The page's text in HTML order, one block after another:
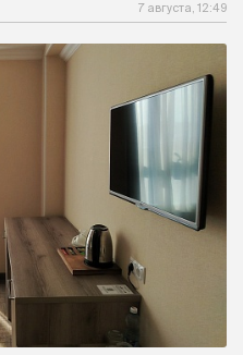
7 августа, 12:49